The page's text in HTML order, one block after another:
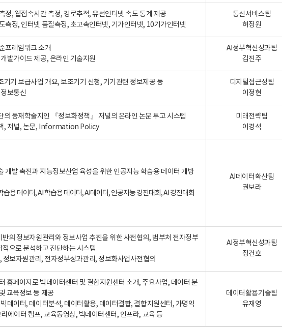
정, 웹접속시간 측정, 경로추적, 유선인터넷 속도 통계 제공
측정, 인터넷 품질측정, 초고속인터넷, 기가인터넷, 10기가인터넷
통신서비스팀
허정원
프레임워크 소개
발가이드 제공, 온라인 기술지원
AI정부혁신성과팀
김진주
기기 보급사업 개요, 보조기기 신청, 기기관련 정보제공 등
보통신
디지털접근성팀
이정현
의 등재학술지인 『정보화정책』 저널의 온라인 논문 투고 시스템
, 저널, 논문, Information Policy
미래전략팀
이경석
개발 촉진과 지능정보산업 육성을 위한 인공지능 학습용 데이터 개방
습용 데이터, AI 학습용 데이터, AI데이터, 인공지능 경진대회, AI 경진대회
AI데이터확산팀
권보라
반의 정보자원관리와 정보사업 추진을 위한 사전협의, 범부처 전자정부
으로 분석하고 진단하는 시스템
정보자원관리, 전자정부성과관리, 정보화사업사전협의
AI정부혁신성과팀
정건호
홈페이지로 빅데이터센터 및 결합지원센터 소개, 주요사업, 데이터 분
교육정보 등 제공
데이터, 데이터분석, 데이터활용, 데이터결합, 결합지원센터, 가명익
에이터 캠프, 교육동영상, 빅데이터센터, 인프라, 교육 등
데이터활용기술팀
유재영